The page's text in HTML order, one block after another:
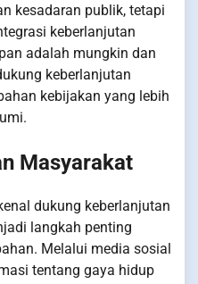
kesadaran publik, tetapi
keberlanjutan
adalah mungkin dan
keberlanjutan
kebijakan yang lebih
Masyarakat
dukung keberlanjutan
langkah penting
Melalui media sosial
tentang gaya hidup